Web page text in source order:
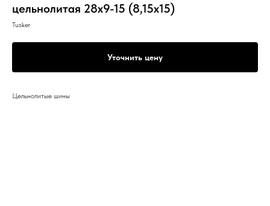
цельнолитая 28х9-15 (8,15х15)
Tusker
Уточнить цену
Цельнолитые шины